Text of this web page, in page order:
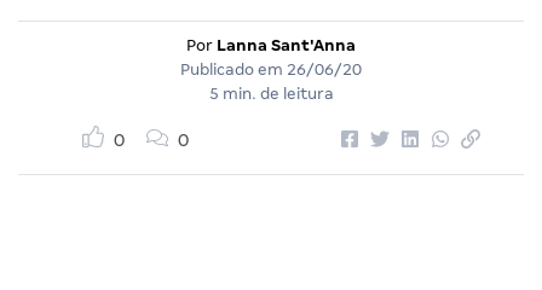
Por Lanna Sant'Anna
Publicado em 26/06/20
5 min. de leitura
0 0